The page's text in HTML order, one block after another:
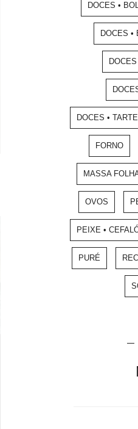
DOCES •
DOCES •
DOCES •
FORNO
MASSA
OVOS
PEIXE •
PURÉ